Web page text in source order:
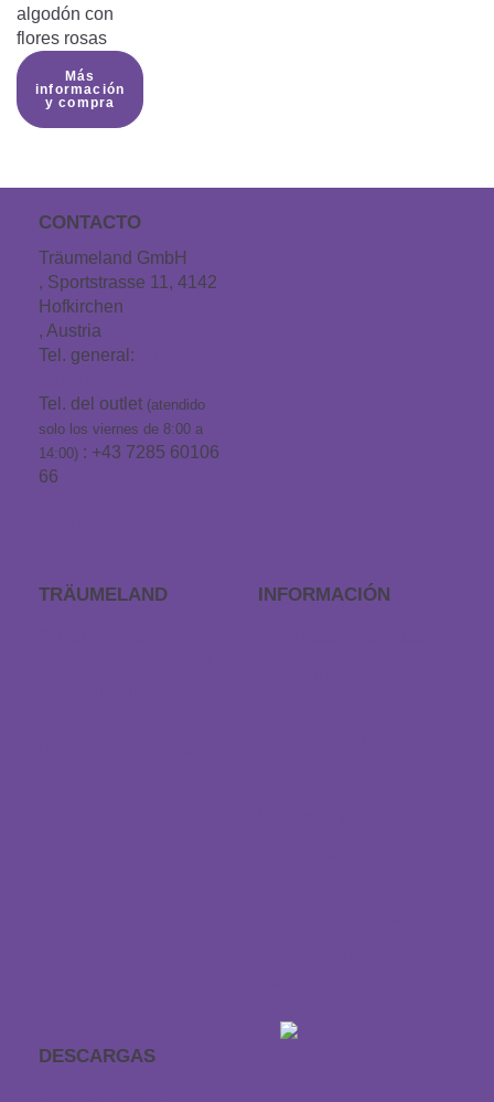
algodón con
flores rosas
Más
información
y compra
CONTACTO
Träumeland GmbH
, Sportstrasse 11, 4142
Hofkirchen
, Austria
Tel. general:
Tel. del outlet (atendido
solo los viernes de 8:00 a
14:00) : +43 7285 60106
66
TRÄUMELAND INFORMACIÓN
DESCARGAS